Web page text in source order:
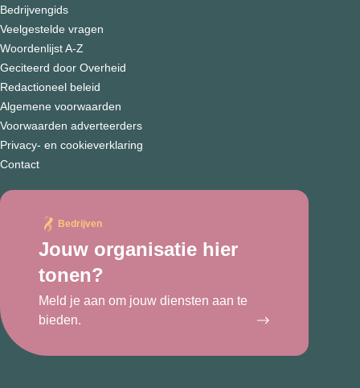
Bedrijvengids
Veelgestelde vragen
Woordenlijst A-Z
Geciteerd door Overheid
Redactioneel beleid
Algemene voorwaarden
Voorwaarden adverteerders
Privacy- en cookieverklaring
Contact
Bedrijven
Jouw organisatie hier
tonen?
Meld je aan om jouw diensten aan te
bieden.